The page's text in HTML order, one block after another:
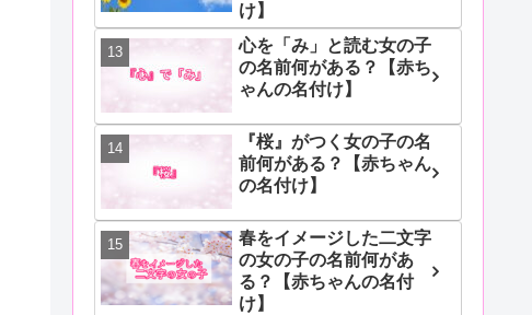
け】
心を「み」と読む女の子
の名前何がある？【赤ち
ゃんの名付け】
『桜』がつく女の子の名
前何がある？【赤ちゃん
の名付け】
春をイメージした二文字
の女の子の名前何があ
る？【赤ちゃんの名付
け】